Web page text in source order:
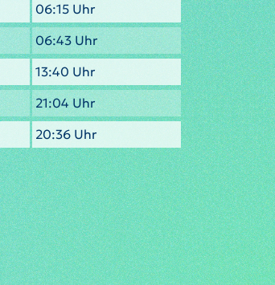
06:15 Uhr
06:43 Uhr
13:40 Uhr
21:04 Uhr
20:36 Uhr